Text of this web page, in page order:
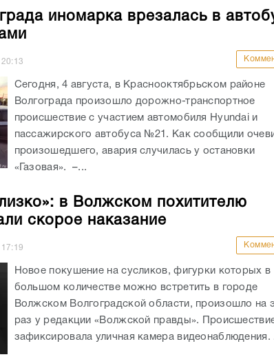
иномарка врезалась в
20:13
Сегодня, 4 августа, в Краснооктябрьском районе
Волгограда произошло дорожно-транспортное
происшествие с участием автомобиля Hyundai и
пассажирского автобуса №21. Как сообщили
произошедшего, авария случилась у остановки
«Газовая». –...
в Волжском похитителю
скорое наказание
17:19
Новое покушение на сусликов, фигурки которых в
большом количестве можно встретить в городе
Волжском Волгоградской области, произошло на
раз у редакции «Волжской правды».
зафиксировала уличная камера видеонаблюдения.